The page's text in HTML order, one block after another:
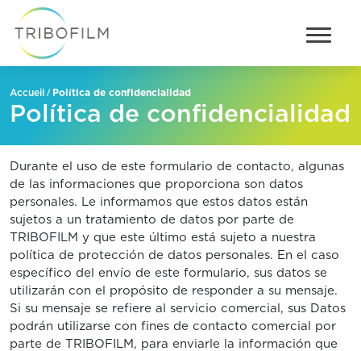
Accueil / Política de confidencialidad
Política de confidencialidad
Durante el uso de este formulario de contacto, algunas
de las informaciones que proporciona son datos
personales. Le informamos que estos datos están
sujetos a un tratamiento de datos por parte de
TRIBOFILM y que este último está sujeto a nuestra
política de protección de datos personales. En el caso
específico del envío de este formulario, sus datos se
utilizarán con el propósito de responder a su mensaje.
Si su mensaje se refiere al servicio comercial, sus Datos
podrán utilizarse con fines de contacto comercial por
parte de TRIBOFILM, para enviarle la información que